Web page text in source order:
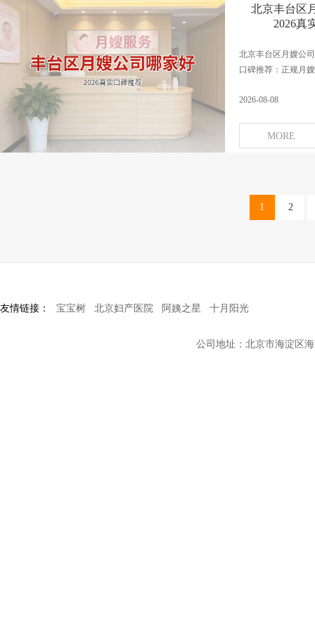
北京丰台区
2026真
北京丰台区月嫂公
口碑推荐：正规月
2026-08-08
MORE
1 2
友情链接： 宝宝树 北京妇产医院 阿姨之星 十月阳光
公司地址：北京市海淀区